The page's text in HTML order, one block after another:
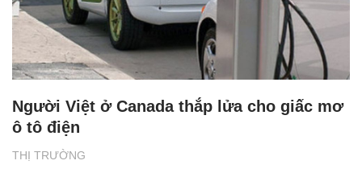
THỊ TRƯỜNG
Người Việt ở Canada thắp lửa cho giấc mơ
ô tô điện